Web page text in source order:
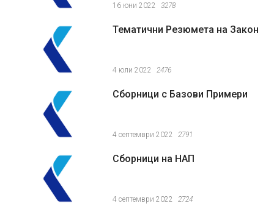
16 юни 2022 3278
Тематични Резюмета на Закон
4 юли 2022 2476
Сборници с Базови Примери
4 септември 2022 2791
Сборници на НАП
4 септември 2022 2724